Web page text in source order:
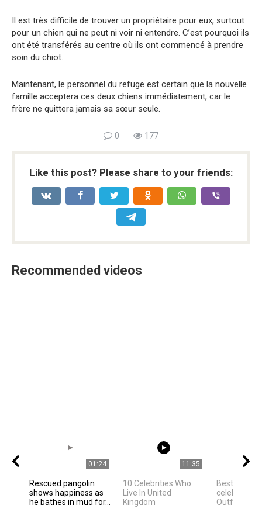
Il est très difficile de trouver un propriétaire pour eux, surtout
pour un chien qui ne peut ni voir ni entendre. C’est pourquoi ils
ont été transférés au centre où ils ont commencé à prendre
soin du chiot.
Maintenant, le personnel du refuge est certain que la nouvelle
famille acceptera ces deux chiens immédiatement, car le
frère ne quittera jamais sa sœur seule.
0 177
Like this post? Please share to your friends:
Recommended videos
01:24
Rescued pangolin
shows happiness as
he bathes in mud for...
11:35
10 Celebrities Who
Live In United
Kingdom
Best
celebrities
Outfit Ideas